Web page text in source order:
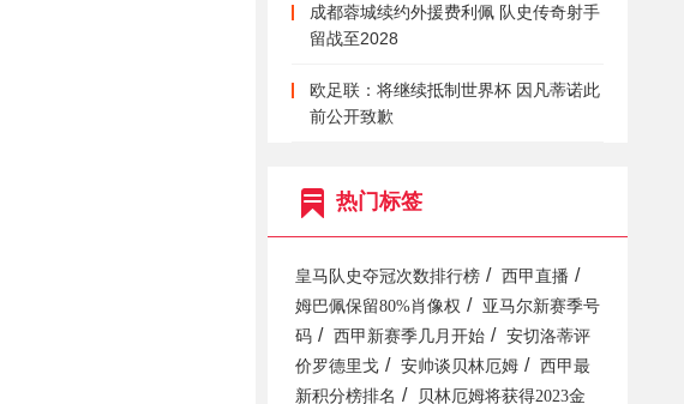
成都蓉城续约外援费利佩 队史传奇射手
留战至2028
欧足联：将继续抵制世界杯 因凡蒂诺此
前公开致歉
热门标签
皇马队史夺冠次数排行榜 / 西甲直播 /
姆巴佩保留80%肖像权 /
亚马尔新赛季号
码 / 西甲新赛季几月开始 /
安切洛蒂评
价罗德里戈 / 安帅谈贝林厄姆 /
西甲最
新积分榜排名 /
贝林厄姆将获得2023金